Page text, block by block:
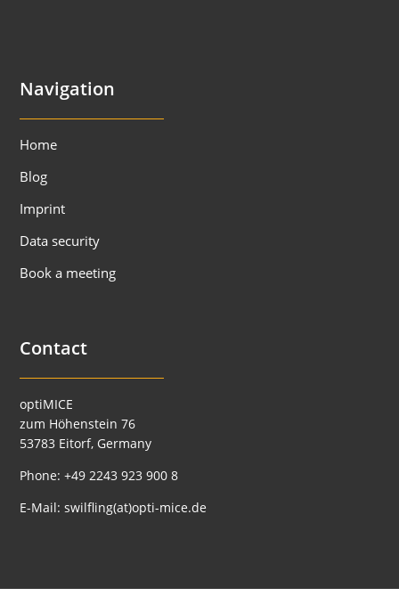
Navigation
Home
Blog
Imprint
Data security
Book a meeting
Contact
optiMICE
zum Höhenstein 76
53783 Eitorf, Germany
Phone:+49 2243 923 900 8
E-Mail:swilfling(at)opti-mice.de